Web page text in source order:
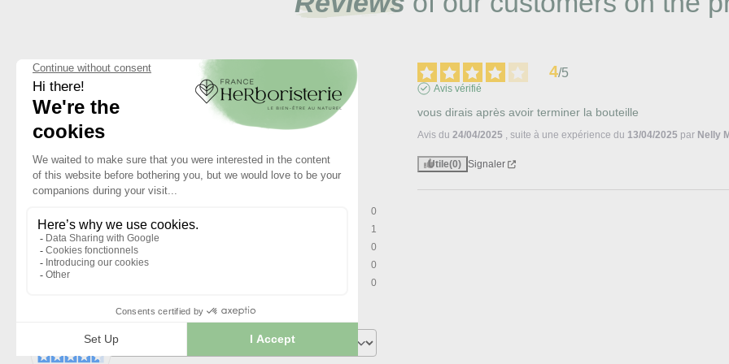
4
contrôle
Voir tous les avis sur ce site
0
4étoiles
1
3étoiles
0
2étoiles
0
0
Trier les avis
4/5
Avis vérifié
vous dirais après avoir terminer la bouteille
Avis du 24/04/2025 , suite à une expérience du 13/04/2025 par Nelly
Utile(0) Signaler